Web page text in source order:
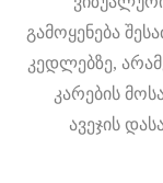
გამოყენება
კედლებზე,
კარების
ავეჯის